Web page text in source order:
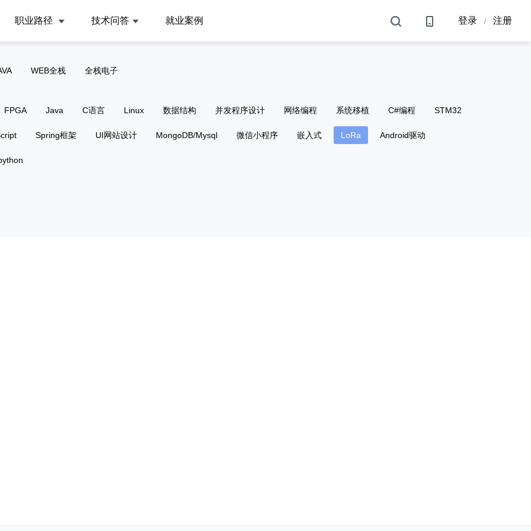
职业路径 技术问答 就业案例 登录 / 注册
WEB全栈 全栈电子
FPGA Java C语言 Linux 数据结构 并发程序设计 网络编程 系统移植 C#编程 STM32
Spring框架 UI网站设计 MongoDB/Mysql 微信小程序 嵌入式 LoRa Android驱动